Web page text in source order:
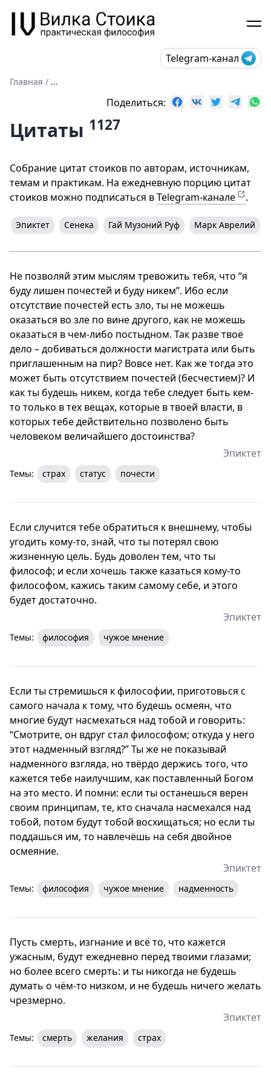
Telegram-канал
Главная / ...
Поделиться:
Цитаты 1127
Собрание цитат стоиков по авторам, источникам,
темам и практикам. На ежедневную порцию цитат
стоиков можно подписаться вTelegram-канале .
Эпиктет Сенека Гай Музоний Руф Марк Аврелий
Не позволяй этим мыслям тревожить тебя, что “я
буду лишен почестей и буду никем”. Ибо если
отсутствие почестей есть зло, ты не можешь
оказаться во зле по вине другого, как не можешь
оказаться в чем-либо постыдном. Так разве твоё
дело – добиваться должности магистрата или быть
приглашенным на пир? Вовсе нет. Как же тогда это
может быть отсутствием почестей (бесчестием)? И
как ты будешь никем, когда тебе следует быть кем-
то только в тех вещах, которые в твоей власти, в
которых тебе действительно позволено быть
человеком величайшего достоинства?
Эпиктет
Темы: страх статус почести
Если случится тебе обратиться к внешнему, чтобы
угодить кому-то, знай, что ты потерял свою
жизненную цель. Будь доволен тем, что ты
философ; и если хочешь также казаться кому-то
философом, кажись таким самому себе, и этого
будет достаточно.
Эпиктет
Темы: философия чужое мнение
Если ты стремишься к философии, приготовься с
самого начала к тому, что будешь осмеян, что
многие будут насмехаться над тобой и говорить:
“Смотрите, он вдруг стал философом; откуда у него
этот надменный взгляд?” Ты же не показывай
надменного взгляда, но твёрдо держись того, что
кажется тебе наилучшим, как поставленный Богом
на это место. И помни: если ты останешься верен
своим принципам, те, кто сначала насмехался над
тобой, потом будут тобой восхищаться; но если ты
поддашься им, то навлечёшь на себя двойное
осмеяние.
Эпиктет
Темы: философия чужое мнение надменность
Пусть смерть, изгнание и всё то, что кажется
ужасным, будут ежедневно перед твоими глазами;
но более всего смерть: и ты никогда не будешь
думать о чём-то низком, и не будешь ничего желать
чрезмерно.
Эпиктет
Темы: смерть желания страх